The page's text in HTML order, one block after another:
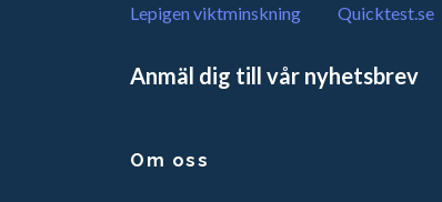
Lepigen viktminskning Quicktest.se
Anmäl dig till vår nyhetsbrev
Om oss